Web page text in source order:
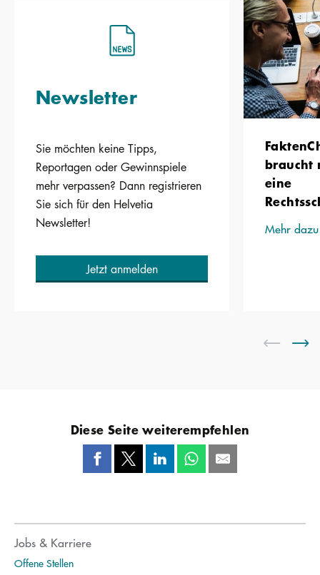
Newsletter
Sie möchten keine Tipps,
Reportagen oder Gewinnspiele
mehr verpassen? Dann registrieren
Sie sich für den Helvetia
Newsletter!
Jetzt anmelden
braucht
eine
Mehr
Diese Seite weiterempfehlen
Jobs & Karriere
Offene Stellen